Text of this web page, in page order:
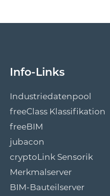
Info-Links
Industriedatenpool
freeClass Klassifikation
freeBIM
jubacon
cryptoLink Sensorik
Merkmalserver
BIM-Bauteilserver